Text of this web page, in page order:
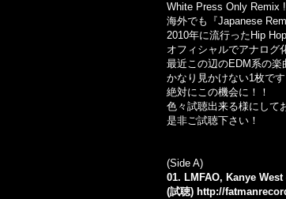
White Press Only Remix
海外でも『Japanese
2010年に流行ったHip
オフィシャルでアナログ
最近この辺のEDM系の楽
かなり見かけない1枚です
絶対にこの機会に！！
色々試聴出来る様にして
是非ご試聴下さい！
(Side A)
01. LMFAO, Kanye
(試聴) http://